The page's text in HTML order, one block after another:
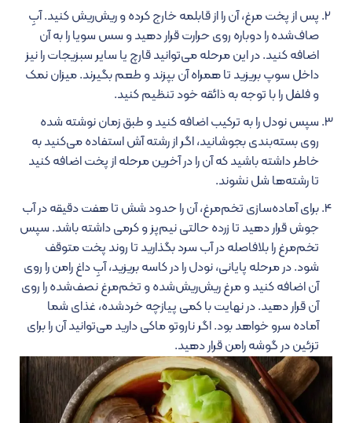
پس از پخت مرغ، آن را از قابلمه خارج کرده و ریش‌ریش کنید. آبِ
صاف‌شده را دوباره روی حرارت قرار دهید و سس سویا را به آن
اضافه کنید. در این مرحله می‌توانید قارچ یا سایر سبزیجات را نیز
داخل سوپ بریزید تا همراه آن بپزند و طعم بگیرند. میزان نمک
و فلفل را با توجه به ذائقه خود تنظیم کنید.
سپس نودل را به ترکیب اضافه کنید و طبق زمان نوشته شده
روی بسته‌بندی بجوشانید، اگر از رشته آش استفاده می‌کنید به
خاطر داشته باشید که آن را در آخرین مرحله از پخت اضافه کنید
تا رشته‌ها شل نشوند.
برای آماده‌سازی تخم‌مرغ، آن را حدود شش تا هفت دقیقه در آب
جوش قرار دهید تا زرده حالتی نیم‌پز و کرمی داشته باشد. سپس
تخم‌مرغ را بلافاصله در آب سرد بگذارید تا روند پخت متوقف
شود. در مرحله پایانی، نودل را در کاسه بریزید، آبِ داغ رامن را روی
آن اضافه کنید و مرغ ریش‌ریش‌شده و تخم‌مرغ نصف‌شده را روی
آن قرار دهید. در نهایت با کمی پیازچه خردشده، غذای شما
آماده سرو خواهد بود. اگر ناروتو ماکی دارید می‌توانید آن را برای
تزئین در گوشه رامن قرار دهید.